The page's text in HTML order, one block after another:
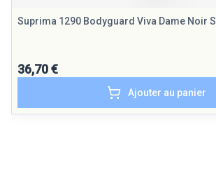
Suprima 1290 Bodyguard Viva Dame Noir S
36,70 €
Ajouter au panier